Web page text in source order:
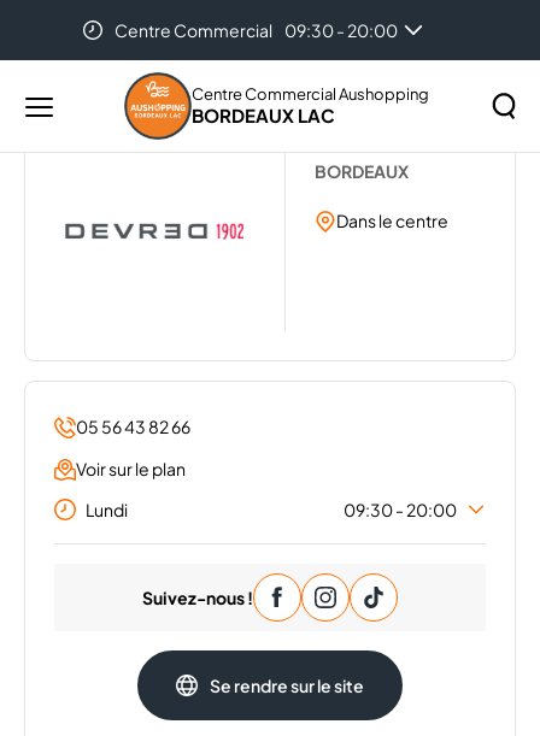
Centre Commercial 09:30 - 20:00
Menu
principal
Centre Commercial Aushopping
BORDEAUX LAC
... DEVRED 1902
BORDEAUX
Dans le centre
05 56 43 82 66
Voir sur le plan
Lundi
09:30 - 20:00
09:30 - 20:00
Mercredi
09:30 - 20:00
Vendredi
09:30 - 20:00
Samedi
09:30 - 20:00
Suivez-nous !
Se rendre sur le site